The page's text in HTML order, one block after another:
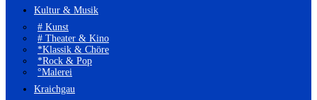
Kultur & Musik
# Kunst
# Theater & Kino
*Klassik & Chöre
*Rock & Pop
°Malerei
Kraichgau